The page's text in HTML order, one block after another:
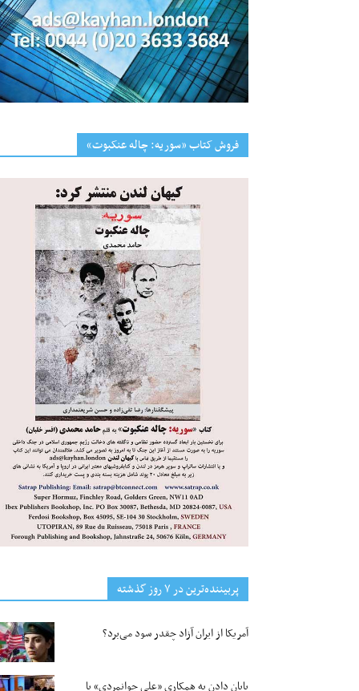
فروش کتاب «سوریه: چاله عنکبوت»
پربیننده‌ترین‌ در ۷ روز گذشته
آمریکا از ایران آزاد چقدر سود می‌برد؟
پایان دادن به همکاری «علی جوانمردی» با